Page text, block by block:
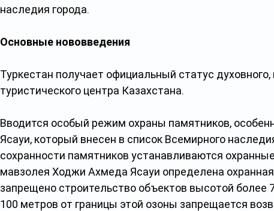
наследия города.
Основные нововведения
Туркестан получает официальный статус духовного,
туристического центра Казахстана.
Вводится особый режим охраны памятников,
Ясауи, который внесен в список Всемирного
сохранности памятников устанавливаются
мавзолея Ходжи Ахмеда Ясауи определена
запрещено строительство объектов высотой более
100 метров от границы этой озоны запрещается